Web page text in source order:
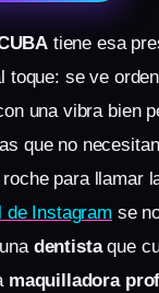
tiene esa
toque: se ve
una vibra bien
que no
para llamar
de Instagram se
dentistaque
maquilladora